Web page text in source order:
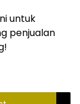
untuk
penjualan